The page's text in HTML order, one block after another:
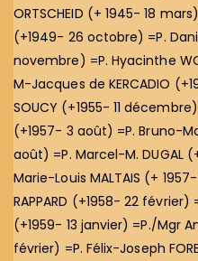
ORTSCHEID (+ 1945- 18
(+1949- 26 octobre) =P.
novembre) =P. Hyacinthe
M-Jacques de KERCADIO
SOUCY (+1955- 11
(+1957- 3 août) =P. Bruno-
août) =P. Marcel-M. DUGAL
Marie-Louis MALTAIS (+
RAPPARD (+1958- 22 février)
(+1959- 13 janvier) =P./Mgr
février) =P. Félix-Joseph